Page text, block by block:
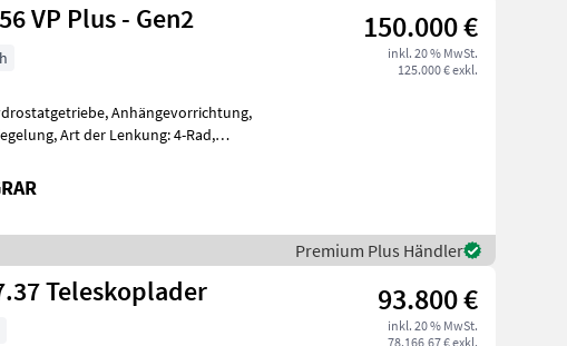
VP Plus - Gen2 150.000 €
inkl. 20 % MwSt.
125.000 € exkl.
Anhängevorrichtung,
Art der Lenkung: 4-Rad,
Premium Plus Händler
Teleskoplader 93.800 €
inkl. 20 % MwSt.
78.166,67 € exkl.